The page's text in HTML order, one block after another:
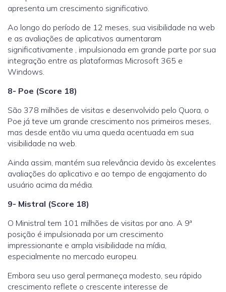
apresenta um crescimento significativo.
Ao longo do período de 12 meses, sua visibilidade na web
e as avaliações de aplicativos aumentaram
significativamente , impulsionada em grande parte por sua
integração entre as plataformas Microsoft 365 e
Windows.
8- Poe (Score 18)
São 378 milhões de visitas e desenvolvido pelo Quora, o
Poe já teve um grande crescimento nos primeiros meses,
mas desde então viu uma queda acentuada em sua
visibilidade na web.
Ainda assim, mantém sua relevância devido às excelentes
avaliações do aplicativo e ao tempo de engajamento do
usuário acima da média.
9- Mistral (Score 18)
O Ministral tem 101 milhões de visitas por ano. A 9ª
posição é impulsionada por um crescimento
impressionante e ampla visibilidade na mídia,
especialmente no mercado europeu.
Embora seu uso geral permaneça modesto, seu rápido
crescimento reflete o crescente interesse de